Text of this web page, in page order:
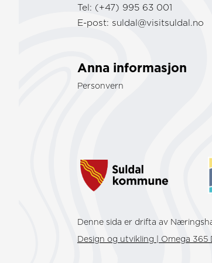
Tel: (+47) 995 63 001
E-post: suldal@visitsuldal.no
Anna informasjon
Personvern
Denne sida er drifta av
Design og utvikling | Omega 365